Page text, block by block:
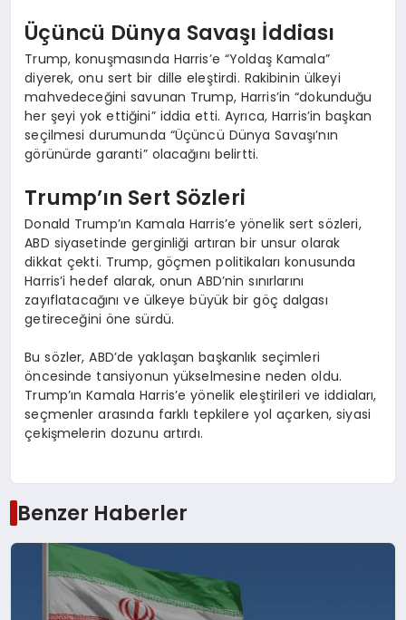
Üçüncü Dünya Savaşı İddiası
Trump, konuşmasında Harris’e “Yoldaş Kamala”
diyerek, onu sert bir dille eleştirdi. Rakibinin ülkeyi
mahvedeceğini savunan Trump, Harris’in “dokunduğu
her şeyi yok ettiğini” iddia etti. Ayrıca, Harris’in başkan
seçilmesi durumunda “Üçüncü Dünya Savaşı’nın
görünürde garanti” olacağını belirtti.
Trump’ın Sert Sözleri
Donald Trump’ın Kamala Harris’e yönelik sert sözleri,
ABD siyasetinde gerginliği artıran bir unsur olarak
dikkat çekti. Trump, göçmen politikaları konusunda
Harris’i hedef alarak, onun ABD’nin sınırlarını
zayıflatacağını ve ülkeye büyük bir göç dalgası
getireceğini öne sürdü.
Bu sözler, ABD’de yaklaşan başkanlık seçimleri
öncesinde tansiyonun yükselmesine neden oldu.
Trump’ın Kamala Harris’e yönelik eleştirileri ve iddiaları,
seçmenler arasında farklı tepkilere yol açarken, siyasi
çekişmelerin dozunu artırdı.
Benzer Haberler